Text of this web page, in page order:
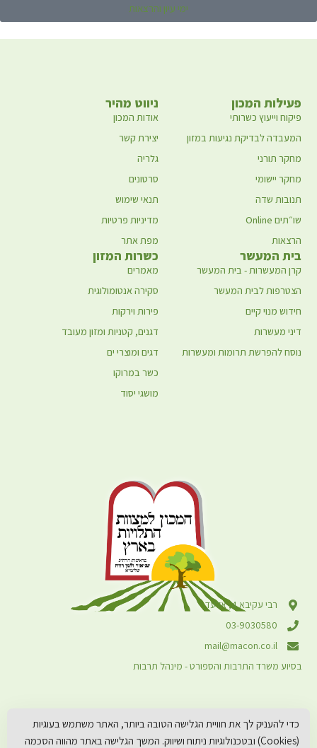
ימי עיון והרצאות
רבי עקיבא 4, אלעד
03-9030580
mail@macon.co.il
בסיוע משרד התרבות והספורט - מינהל תרבות
ניווט מהיר
אודות המכון
יצירת קשר
גלריה
סרטונים
תנאי שימוש
מדיניות פרטיות
מפת אתר
פעילות המכון
פיקוח וייעוץ כשרותי
המעבדה לבדיקת נגיעות במזון
מחקר תורני
מחקר יישומי
תנובות שדה
שו״תים Online
הרצאות
כשרות המזון
מאמרים
סקירה אנטומולוגית
פירות וירקות
דגנים, קטניות ומזון מעובד
דגים ומוצרי ים
כשר במרוקו
מושגי יסוד
בית המעשר
קרן המעשרות - בית המעשר
הצטרפות לבית המעשר
חידוש מנוי קיים
דיני מעשרות
נוסח להפרשת תרומות ומעשרות
כדי להעניק לך את חוויית הגלישה הטובה ביותר, האתר משתמש בעוגיות
(Cookies) ובטכנולוגיות ניתוח ושיווק. המשך הגלישה באתר מהווה הסכמה